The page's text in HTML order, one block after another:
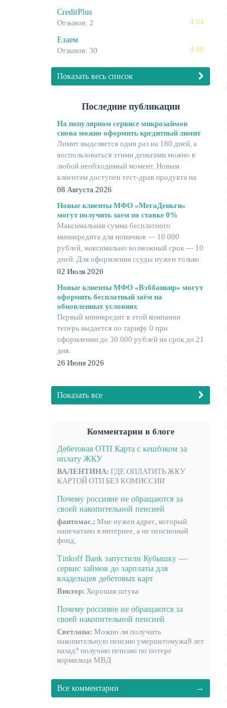
CreditPlus
4.94
Отзывов: 2
Езаем
4.88
Отзывов: 30
Показать весь список
Последние публикации
На популярном сервисе микрозаймов
снова можно оформить кредитный лимит
Лимит выделяется один раз на 180 дней, а
воспользоваться этими деньгами можно в
любой необходимый момент. Новым
клиентам доступен тест-драв продукта на
21 день.
08 Августа 2026
Новые клиенты МФО «МегаДеньги»
могут получить заем по ставке 0%
Максимальная сумма бесплатного
миникредита для новичков — 10 000
рублей, максимально возможный срок — 10
дней. Для оформления ссуды нужен только
паспорт.
02 Июля 2026
Новые клиенты МФО «Вэббанкир» могут
оформить бесплатный заём на
обновленных условиях
Первый миникредит в этой компании
теперь выдается по тарифу 0 при
оформлении до 30 000 рублей на срок до 21
дня.
26 Июня 2026
Показать все
Комментарии в блоге
Дебетовая ОТП Карта с кешбэком за
оплату ЖКУ
ВАЛЕНТИНА: ГДЕ ОПЛАТИТЬ ЖКУ
КАРТОЙ ОТП БЕЗ КОМИССИИ
Почему россияне не обращаются за
своей накопительной пенсией
фантомас.: Мне нужен адрес, который
напечатано в интернее, а не пенсионый
фонд,
Tinkoff Bank запустили Кубышку —
сервис займов до зарплаты для
владельцев дебетовых карт
Виктор: Хорошая штука
Почему россияне не обращаются за
своей накопительной пенсией
Светлана: Можно ли получить
накопительную пенсию умершегомужа9 лет
назад? получаю пенсию по потере
кормильца МВД
Все комментарии